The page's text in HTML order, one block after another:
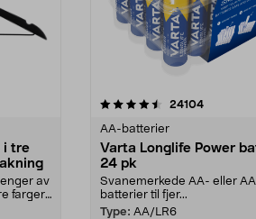
i tre
av
farger.
24104
AA-batterier
Varta Longlife Power
24 pk
Svanemerkede AA- eller
batterier til fjer...
Type: AA/LR6
4.5av 5 stjerner